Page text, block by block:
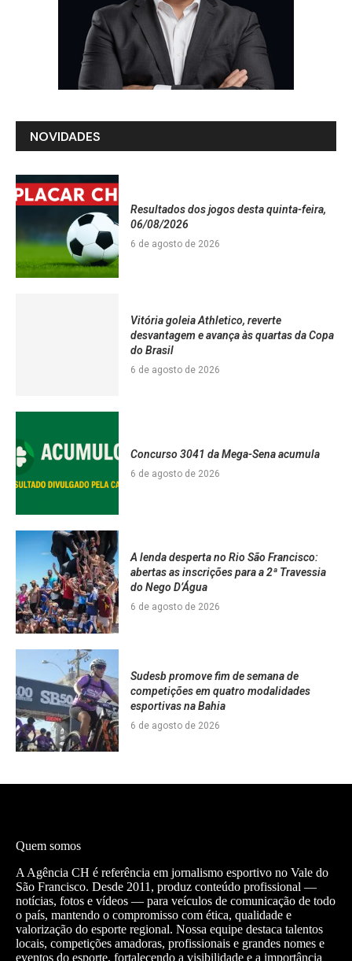
NOVIDADES
Resultados dos jogos desta quinta-feira,
06/08/2026
6 de agosto de 2026
Vitória goleia Athletico, reverte
desvantagem e avança às quartas da Copa
do Brasil
6 de agosto de 2026
Concurso 3041 da Mega-Sena acumula
6 de agosto de 2026
A lenda desperta no Rio São Francisco:
abertas as inscrições para a 2ª Travessia
do Nego D’Água
6 de agosto de 2026
Sudesb promove fim de semana de
competições em quatro modalidades
esportivas na Bahia
6 de agosto de 2026
Quem somos
A Agência CH é referência em jornalismo esportivo no Vale do
São Francisco. Desde 2011, produz conteúdo profissional —
notícias, fotos e vídeos — para veículos de comunicação de todo
o país, mantendo o compromisso com ética, qualidade e
valorização do esporte regional. Nossa equipe destaca talentos
locais, competições amadoras, profissionais e grandes nomes e
eventos do esporte, fortalecendo a visibilidade e a importância